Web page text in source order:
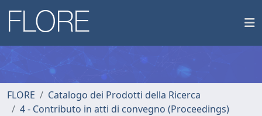
FLORE
Catalogo dei Prodotti della Ricerca
4 - Contributo in atti di convegno (Proceedings)